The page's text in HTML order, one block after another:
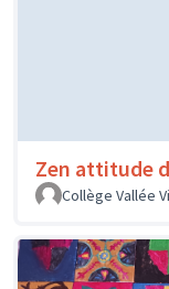
Zen attitude
Collège Vallée